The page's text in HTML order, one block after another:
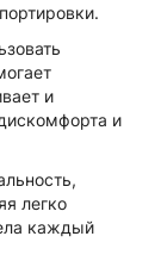
и
и
легко
каждый